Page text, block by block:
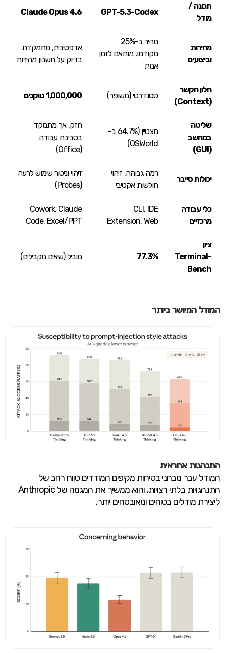
תכונה /
מודל
GPT-5.3-Codex
Claude Opus 4.6
מהירות
וביצועים
מהיר ב-25%
מקודמו, מותאם לזמן
אמת
אדפטיבית, מתמקדת
בדיוק על חשבון מהירות
חלון הקשר
(Context)
סטנדרטי (משופר) 1,000,000 טוקנים
שליטה
במחשב
(GUI)
מצטיין (64.7% ב-
OSWorld)
חזק, אך מתמקד
בסביבת עבודה
(Office)
יכולות סייבר
רמה גבוהה, זיהוי
חולשות אקטיבי
זיהוי וניטור שימוש לרעה
(Probes)
כלי עבודה
מרכזיים
CLI, IDE
Extension, Web
Cowork, Claude
Code, Excel/PPT
ציון
Terminal-
Bench
77.3% מוביל (שיאים מקבילים)
המודל המיושר ביותר
התנהגות אחראית
המודל עבר מבחני בטיחות מקיפים המודדים טווח רחב של
התנהגויות בלתי רצויות, והוא ממשיך את המגמה של Anthropic
ליצירת מודלים בטוחים ומאובטחים יותר.